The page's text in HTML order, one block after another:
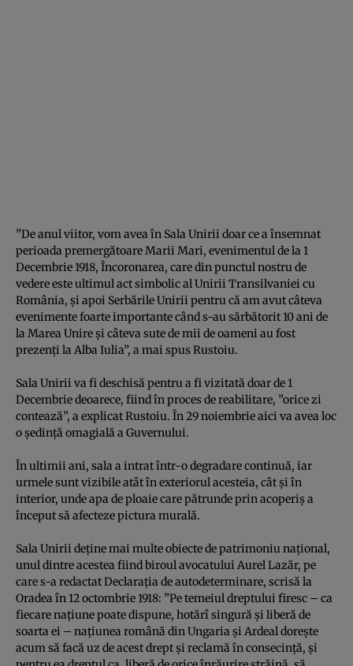
”De anul viitor, vom avea în Sala Unirii doar ce a însemnat
perioada premergătoare Marii Mari, evenimentul de la 1
Decembrie 1918, Încoronarea, care din punctul nostru de
vedere este ultimul act simbolic al Unirii Transilvaniei cu
România, şi apoi Serbările Unirii pentru că am avut câteva
evenimente foarte importante când s-au sărbătorit 10 ani de
la Marea Unire şi câteva sute de mii de oameni au fost
prezenţi la Alba Iulia”, a mai spus Rustoiu.
Sala Unirii va fi deschisă pentru a fi vizitată doar de 1
Decembrie deoarece, fiind în proces de reabilitare, ”orice zi
contează”, a explicat Rustoiu. În 29 noiembrie aici va avea loc
o şedinţă omagială a Guvernului.
În ultimii ani, sala a intrat într-o degradare continuă, iar
urmele sunt vizibile atât în exteriorul acesteia, cât şi în
interior, unde apa de ploaie care pătrunde prin acoperiş a
început să afecteze pictura murală.
Sala Unirii deţine mai multe obiecte de patrimoniu naţional,
unul dintre acestea fiind biroul avocatului Aurel Lazăr, pe
care s-a redactat Declaraţia de autodeterminare, scrisă la
Oradea în 12 octombrie 1918: ”Pe temeiul dreptului firesc – ca
fiecare naţiune poate dispune, hotărî singură şi liberă de
soarta ei – naţiunea română din Ungaria şi Ardeal doreşte
acum să facă uz de acest drept şi reclamă în consecinţă, şi